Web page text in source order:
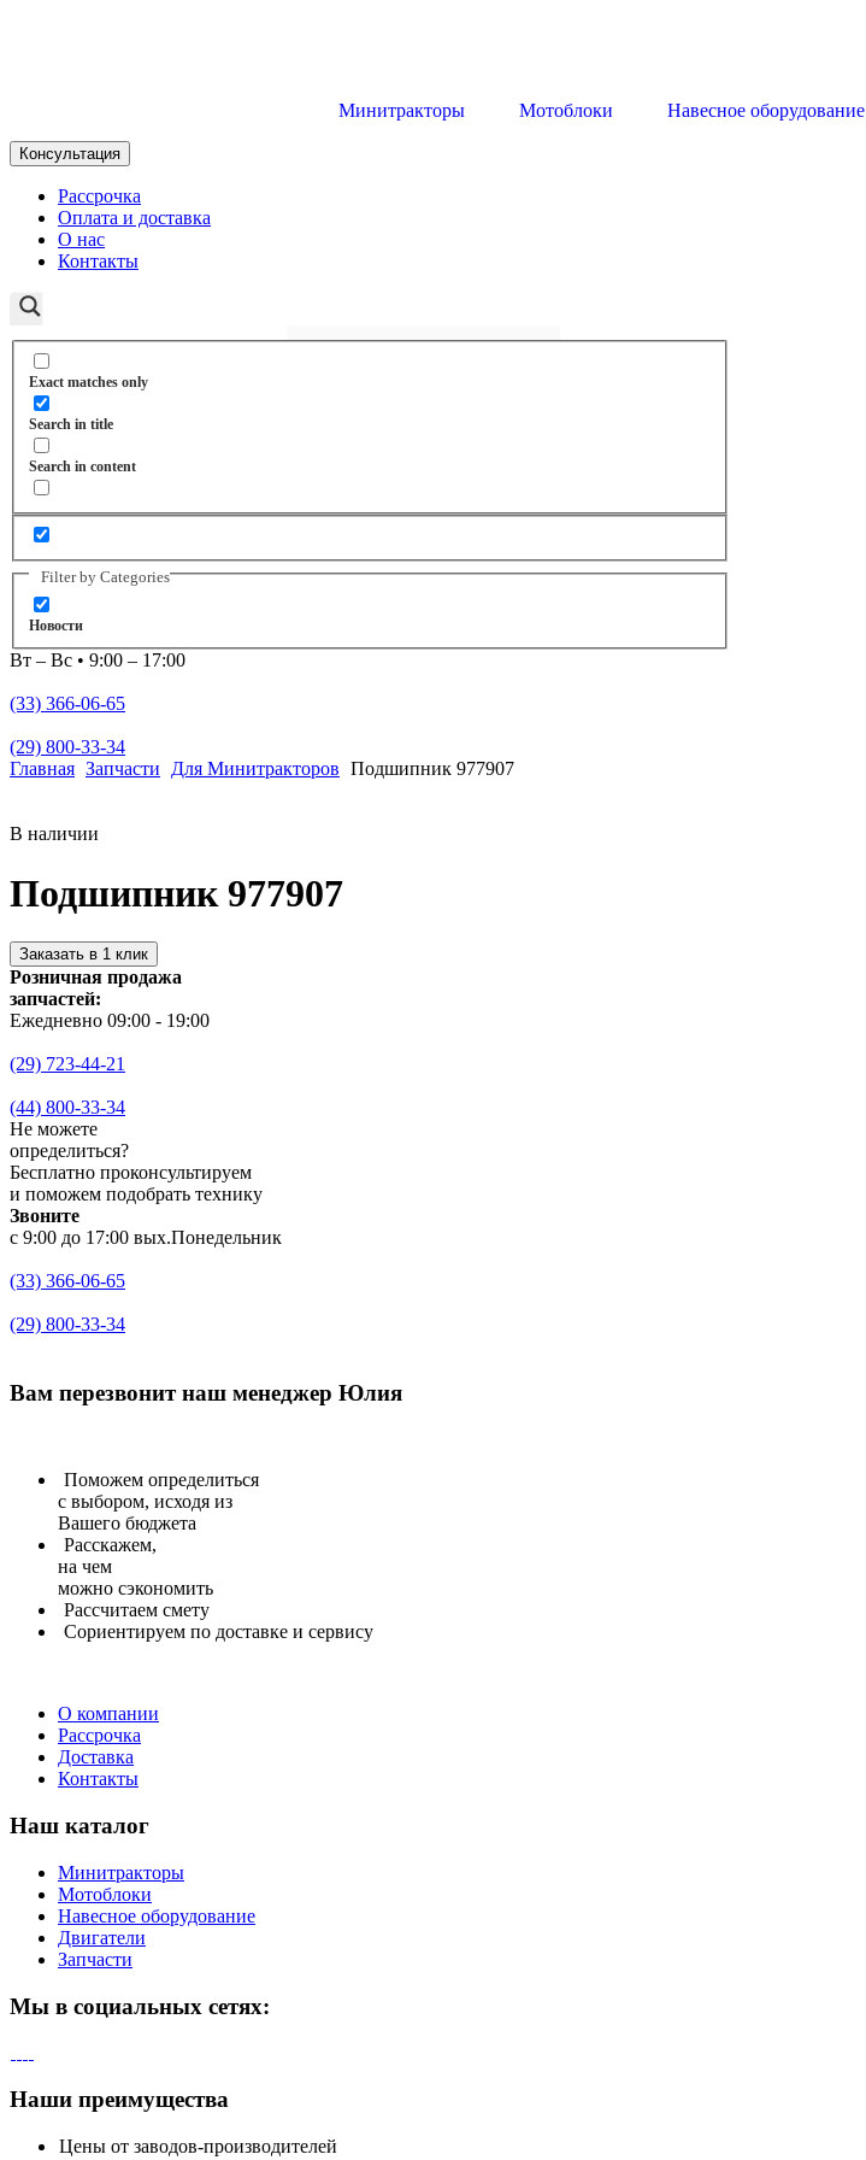
Минитракторы Мотоблоки Навесное оборудование
Консультация
Рассрочка
Оплата и доставка
О нас
Контакты
Exact matches only
Search in title
Search in content
Filter by Categories
Новости
Вт – Вс • 9:00 – 17:00
(33) 366-06-65
(29) 800-33-34
Главная Запчасти Для Минитракторов Подшипник 977907
В наличии
Подшипник 977907
Заказать в 1 клик
Розничная продажа
запчастей:
Ежедневно 09:00 - 19:00
(29) 723-44-21
(44) 800-33-34
Не можете
определиться?
Бесплатно проконсультируем
и поможем подобрать технику
Звоните
с 9:00 до 17:00 вых.Понедельник
(33) 366-06-65
(29) 800-33-34
Вам перезвонитнаш менеджер Юлия
Поможем определиться
с выбором, исходя из
Вашего бюджета
Расскажем,
на чем
можно сэкономить
Рассчитаем смету
Сориентируем по доставке и сервису
О компании
Рассрочка
Доставка
Контакты
Наш каталог
Минитракторы
Мотоблоки
Навесное оборудование
Двигатели
Запчасти
Мы в социальных сетях:
Наши преимущества
Цены от заводов-производителей